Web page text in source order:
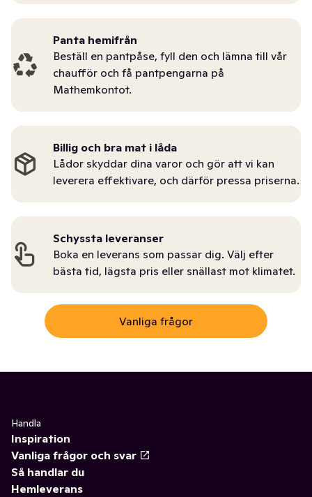
Panta hemifrån
Beställ en pantpåse, fyll den och lämna till vår
chaufför och få pantpengarna på
Mathemkontot.
Billig och bra mat i låda
Lådor skyddar dina varor och gör att vi kan
leverera effektivare, och därför pressa priserna.
Schyssta leveranser
Boka en leverans som passar dig. Välj efter
bästa tid, lägsta pris eller snällast mot klimatet.
Vanliga frågor
Handla
Inspiration
Vanliga frågor och svar
Så handlar du
Hemleverans